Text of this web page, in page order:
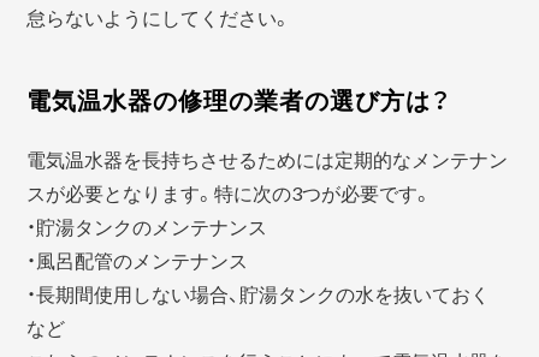
怠らないようにしてください。
電気温水器の修理の業者の選び方は？
電気温水器を長持ちさせるためには定期的なメンテナン
スが必要となります。特に次の3つが必要です。
・貯湯タンクのメンテナンス
・風呂配管のメンテナンス
・長期間使用しない場合、貯湯タンクの水を抜いておく
など